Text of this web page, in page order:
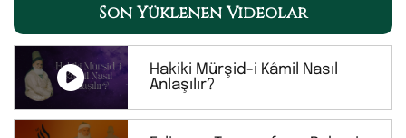
Son Yüklenen Videolar
Hakiki Mürşid-i Kâmil Nasıl
Anlaşılır?